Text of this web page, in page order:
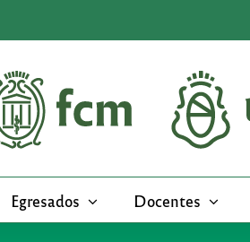
Egresados Docentes